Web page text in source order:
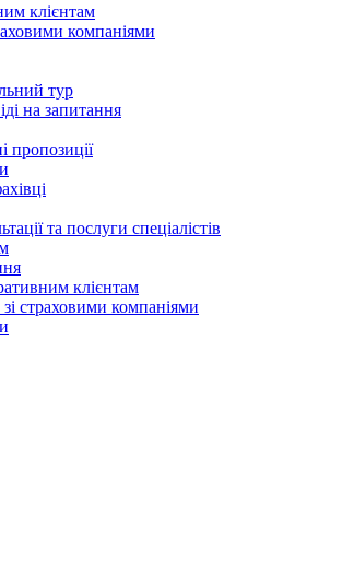
клієнтам
компаніями
тур
на запитання
пропозиції
та послуги спеціалістів
клієнтам
страховими компаніями